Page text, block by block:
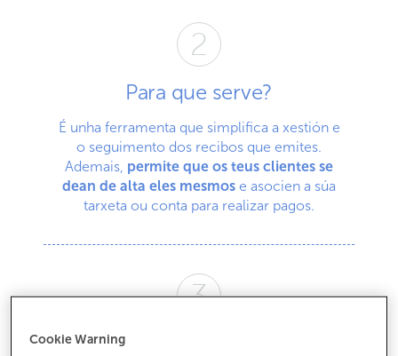
Para que serve?
É unha ferramenta que simplifica a xestión e
o seguimento dos recibos que emites.
Ademais, permite que os teus clientes se
dean de alta eles mesmos e asocien a súa
tarxeta ou conta para realizar pagos.
Cookie Warning